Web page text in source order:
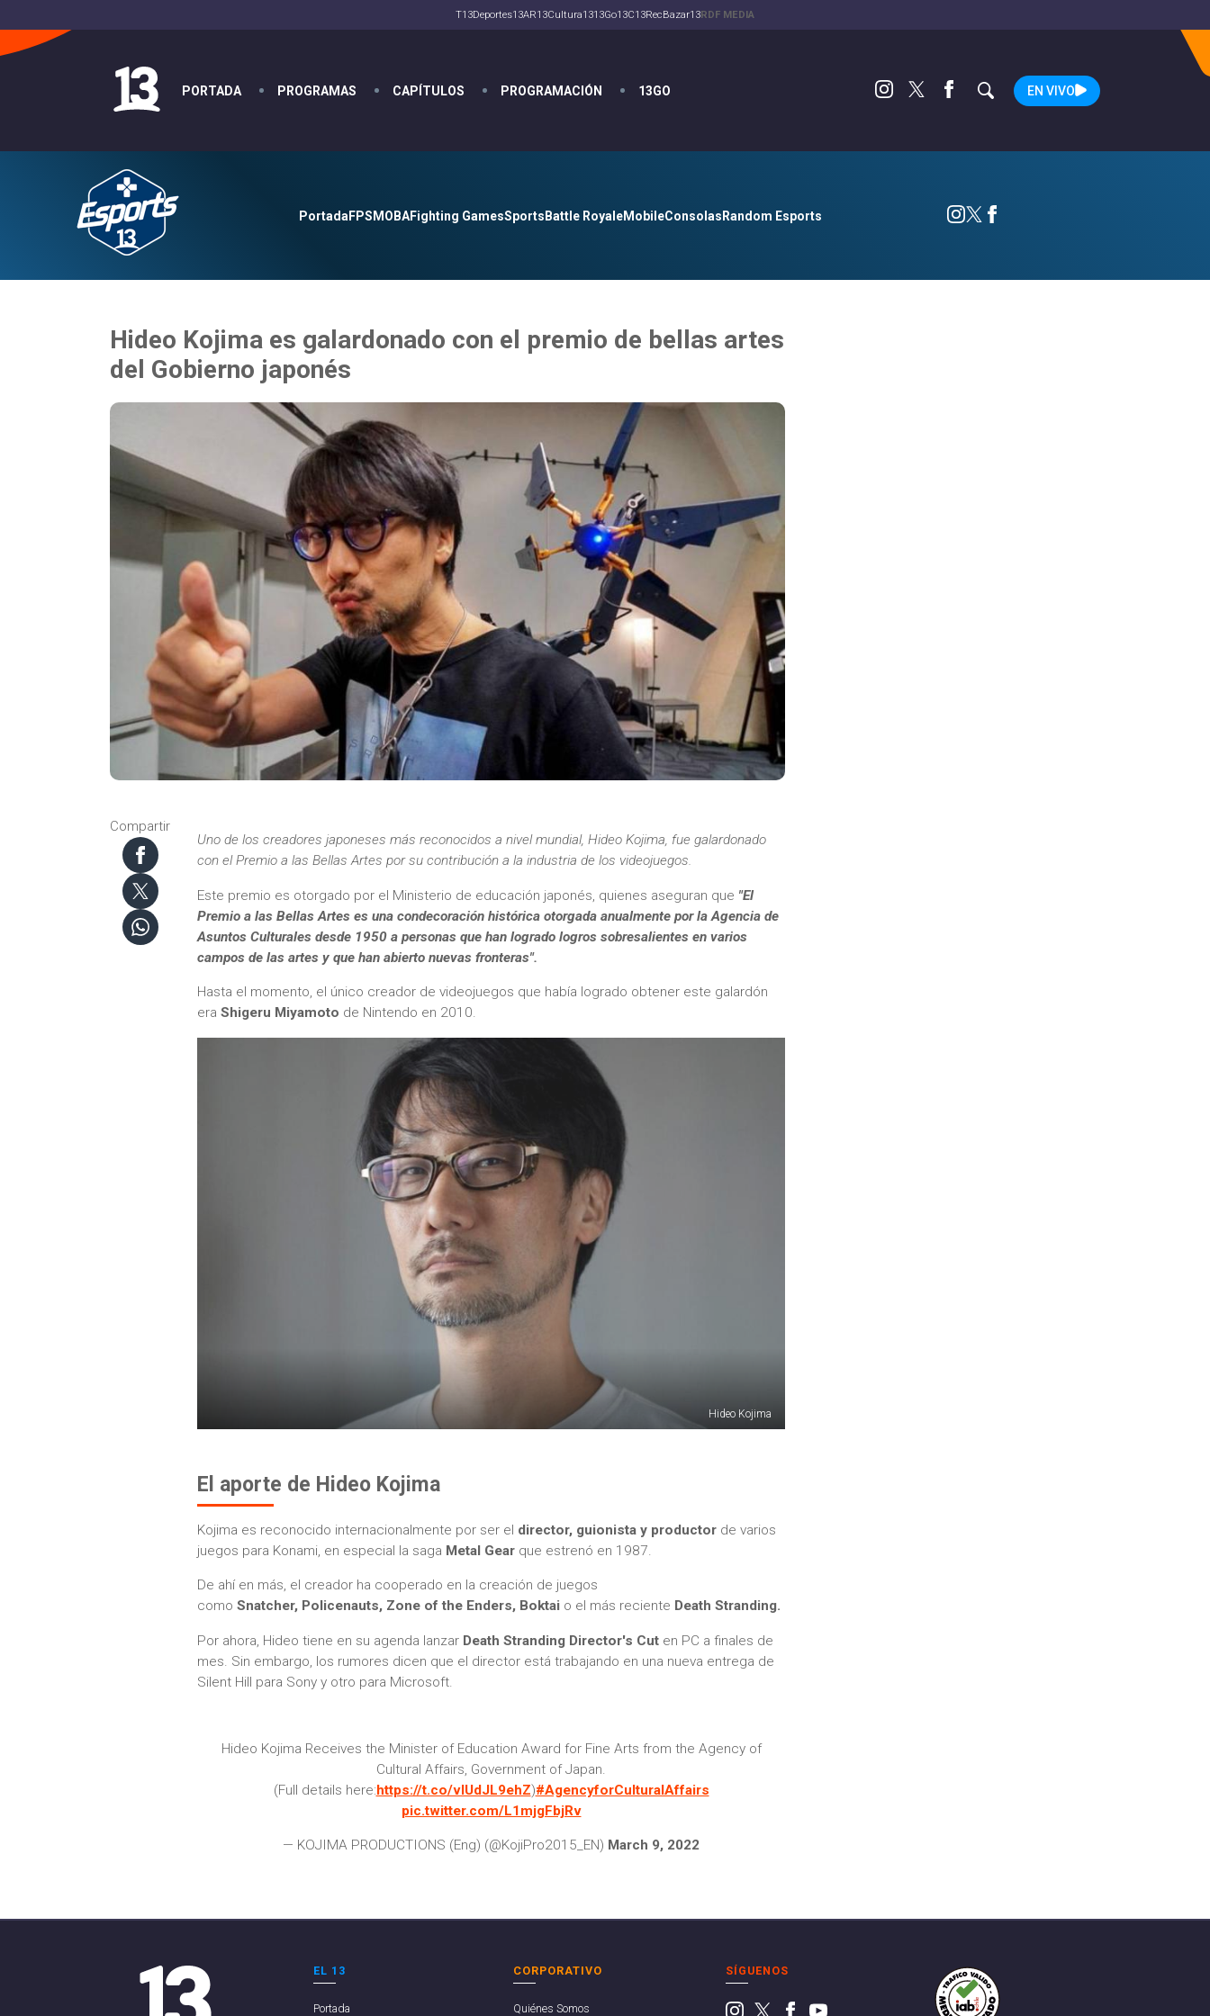
T13Deportes13AR13Cultura1313Go13C13RecBazar13RDF MEDIA
PORTADA PROGRAMAS CAPÍTULOS PROGRAMACIÓN 13GO EN VIVO
PortadaFPSMOBAFighting GamesSportsBattle RoyaleMobileConsolasRandom Esports
Hideo Kojima es galardonado con el premio de bellas artes
del Gobierno japonés
Compartir
Uno de los creadores japoneses más reconocidos a nivel mundial, Hideo Kojima, fue galardonado
con el Premio a las Bellas Artes por su contribución a la industria de los videojuegos.
Este premio es otorgado por el Ministerio de educación japonés, quienes aseguran que "El
Premio a las Bellas Artes es una condecoración histórica otorgada anualmente por la Agencia de
Asuntos Culturales desde 1950 a personas que han logrado logros sobresalientes en varios
campos de las artes y que han abierto nuevas fronteras".
Hasta el momento, el único creador de videojuegos que había logrado obtener este galardón
era Shigeru Miyamoto de Nintendo en 2010.
Hideo Kojima
El aporte de Hideo Kojima
Kojima es reconocido internacionalmente por ser el director, guionista y productor de varios
juegos para Konami, en especial la saga Metal Gear que estrenó en 1987.
De ahí en más, el creador ha cooperado en la creación de juegos
como Snatcher, Policenauts, Zone of the Enders, Boktai o el más reciente Death Stranding.
Por ahora, Hideo tiene en su agenda lanzar Death Stranding Director's Cut en PC a finales de
mes. Sin embargo, los rumores dicen que el director está trabajando en una nueva entrega de
Silent Hill para Sony y otro para Microsoft.
Hideo Kojima Receives the Minister of Education Award for Fine Arts from the Agency of
Cultural Affairs, Government of Japan.
(Full details here:https://t.co/vlUdJL9ehZ)#AgencyforCulturalAffairs
pic.twitter.com/L1mjgFbjRv
— KOJIMA PRODUCTIONS (Eng) (@KojiPro2015_EN) March 9, 2022
EL 13
Portada
CORPORATIVO
Quiénes Somos
SÍGUENOS